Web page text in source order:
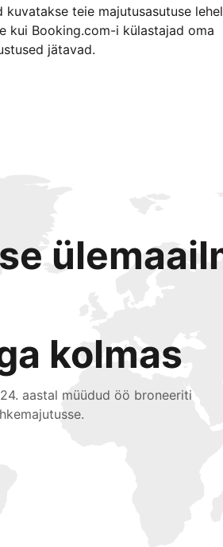
kuvatakse teie majutusasutuse
kui Booking.com-i külastajad oma
jätavad.
kolmas
aastal müüdud öö broneeriti